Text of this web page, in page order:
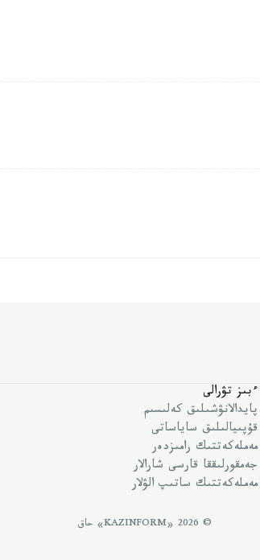
ءبىز تۋرالى
پايدالانۋشىلىق كەلىسىم
قۇپىيالىلىق ساياساتى
مەملەكەتتىك رامىزدەر
جەمقورلىققا قارسى شارالار
مەملەكەتتىك ساتىپ الۋلار
© 2026 «KAZINFORM» حاق